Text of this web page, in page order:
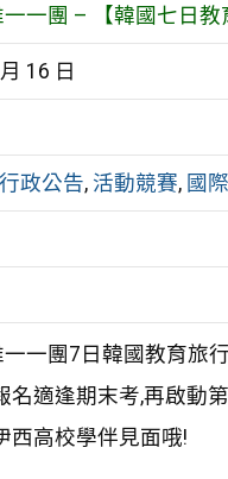
一團 – 【韓國七日教
16 日
行政公告, 活動競賽, 國
一團7日韓國教育旅行
名適逢期末考,再啟動
西高校學伴見面哦!